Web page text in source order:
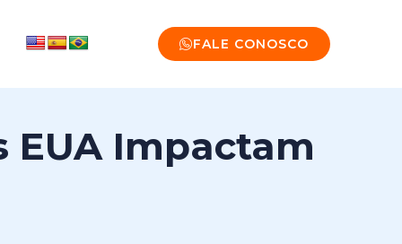
FALE CONOSCO
EUA Impactam